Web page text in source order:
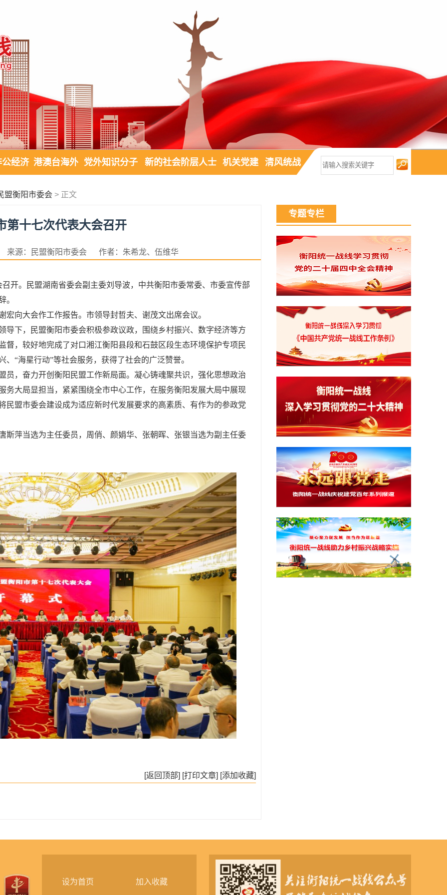
公经济 港澳台海外 党外知识分子 新的社会阶层人士 机关党建 清风统战
盟衡阳市委会 > 正文
第十七次代表大会召开
来源：民盟衡阳市委会 作者：朱希龙、伍维华
开。民盟湖南省委会副主委刘导波，中共衡阳市委常委、市委宣传部
。
向大会作工作报告。市领导封哲夫、谢茂文出席会议。
导下，民盟衡阳市委会积极参政议政，围绕乡村振兴、数字经济等方
督，较好地完成了对口湘江衡阳县段和石鼓区段生态环境保护专项民
“海星行动”等社会服务，获得了社会的广泛赞誉。
员，奋力开创衡阳民盟工作新局面。凝心铸魂聚共识，强化思想政治
务大局显担当，紧紧围绕全市中心工作，在服务衡阳发展大局中展现
民盟市委会建设成为适应新时代发展要求的高素质、有作为的参政党
斯萍当选为主任委员，周俏、颜娟华、张朝晖、张银当选为副主任委
[返回顶部] [打印文章] [添加收藏]
专题专栏
设为首页 加入收藏